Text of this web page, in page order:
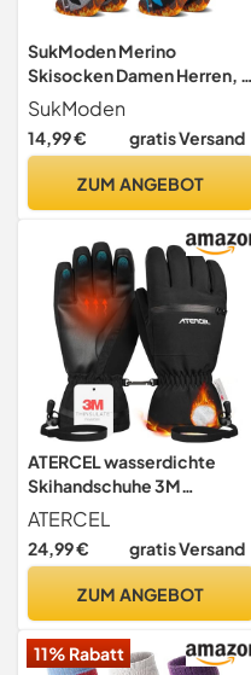
SukModen Merino
Skisocken Damen Herren, 2
Paar, Thermo Winter
SukModen
14,99 € gratis Versand
ZUM ANGEBOT
ATERCEL wasserdichte
Skihandschuhe 3M
Thinsulate Warme
Touchscreen
ATERCEL
24,99 € gratis Versand
ZUM ANGEBOT
11% Rabatt